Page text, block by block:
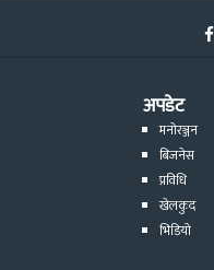
अपडेट
मनोरञ्जन
बिजनेस
प्रविधि
खेलकुद
भिडियो